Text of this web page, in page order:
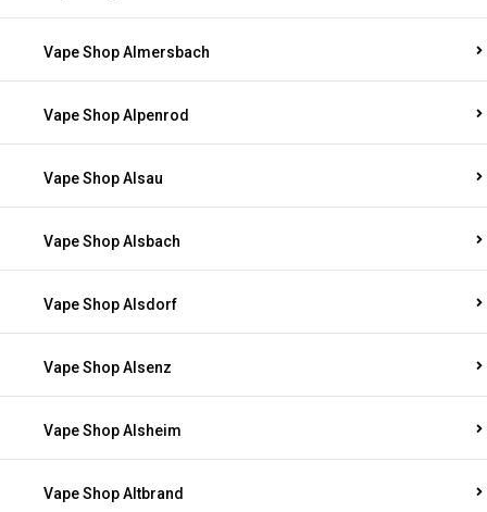
Vape Shop Almersbach
Vape Shop Alpenrod
Vape Shop Alsau
Vape Shop Alsbach
Vape Shop Alsdorf
Vape Shop Alsenz
Vape Shop Alsheim
Vape Shop Altbrand